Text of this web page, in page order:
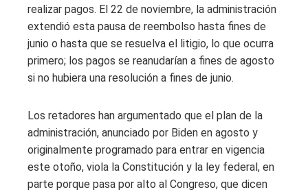
realizar pagos. El 22 de noviembre, la administración
extendió esta pausa de reembolso hasta fines de
junio o hasta que se resuelva el litigio, lo que ocurra
primero; los pagos se reanudarían a fines de agosto
si no hubiera una resolución a fines de junio.
Los retadores han argumentado que el plan de la
administración, anunciado por Biden en agosto y
originalmente programado para entrar en vigencia
este otoño, viola la Constitución y la ley federal, en
parte porque pasa por alto al Congreso, que dicen